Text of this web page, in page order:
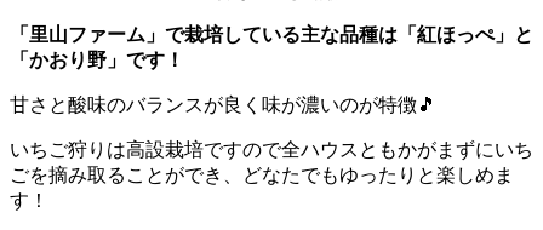
「里山ファーム」で栽培している主な品種は「紅ほっぺ」と
「かおり野」です！
甘さと酸味のバランスが良く味が濃いのが特徴🎵
いちご狩りは高設栽培ですので全ハウスともかがまずにいち
ごを摘み取ることができ、どなたでもゆったりと楽しめま
す！